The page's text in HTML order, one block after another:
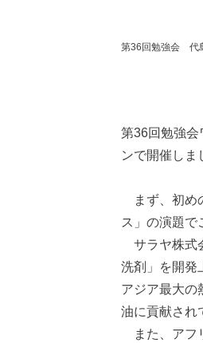
第36回勉強会 代
第36回勉強会
ンで開催しま
まず、初め
ス」の演題で
サラヤ株式
洗剤」を開発
アジア最大の
油に貢献され
また、アフ